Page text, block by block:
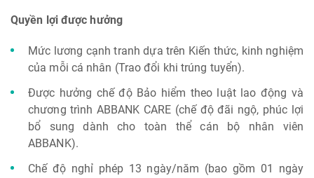
Quyền lợi được hưởng
Mức lương cạnh tranh dựa trên Kiến thức, kinh nghiệm
của mỗi cá nhân (Trao đổi khi trúng tuyển).
Được hưởng chế độ Bảo hiểm theo luật lao động và
chương trình ABBANK CARE (chế độ đãi ngộ, phúc lợi
bổ sung dành cho toàn thể cán bộ nhân viên
ABBANK).
Chế độ nghỉ phép 13 ngày/năm (bao gồm 01 ngày